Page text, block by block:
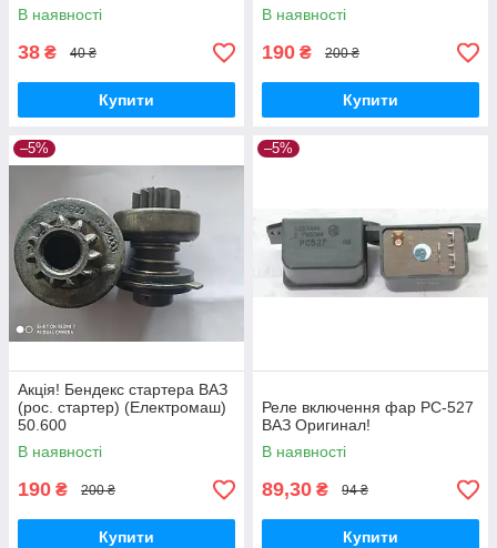
В наявності
38 ₴ 40 ₴
Купити
В наявності
190 ₴ 200 ₴
Купити
–5%
Акція! Бендекс стартера ВАЗ
(рос. стартер) (Електромаш)
50.600
В наявності
190 ₴ 200 ₴
Купити
–5%
Реле включення фар РС-527
ВАЗ Оригинал!
В наявності
89,30 ₴ 94 ₴
Купити